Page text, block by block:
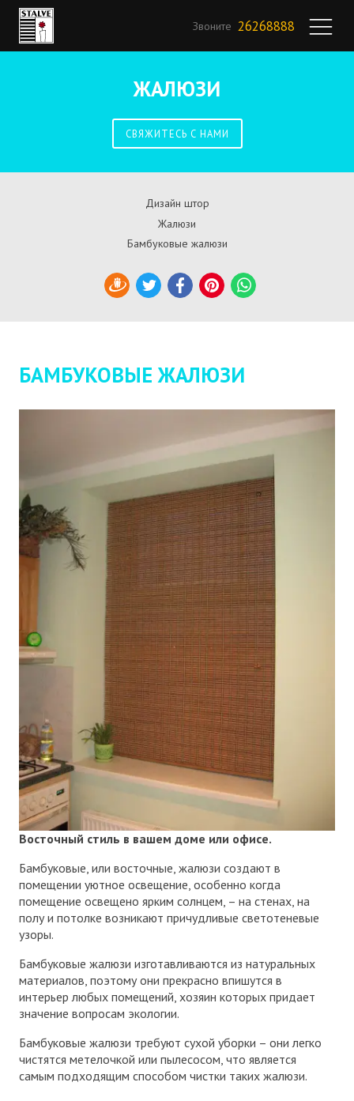
Звоните 26268888
ЖАЛЮЗИ
СВЯЖИТЕСЬ С НАМИ
Дизайн штор
Жалюзи
Бамбуковые жалюзи
DraugiemTwitterFacebookPinterestWhatsApp
БАМБУКОВЫЕ ЖАЛЮЗИ
Восточный стиль в вашем доме или офисе.
Бамбуковые, или восточные, жалюзи создают в
помещении уютное освещение, особенно когда
помещение освещено ярким солнцем, – на стенах, на
полу и потолке возникают причудливые светотеневые
узоры.
Бамбуковые жалюзи изготавливаются из натуральных
материалов, поэтому они прекрасно впишутся в
интерьер любых помещений, хозяин которых придает
значение вопросам экологии.
Бамбуковые жалюзи требуют сухой уборки – они легко
чистятся метелочкой или пылесосом, что является
самым подходящим способом чистки таких жалюзи.